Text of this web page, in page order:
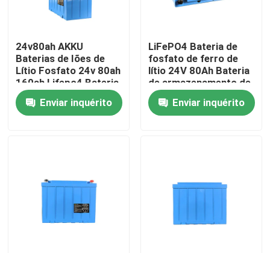
Quem Somos
Fábrica
Controle de Qualidade
Todos os casos
24v80ah AKKU
Baterias de Iões de
Lítio Fosfato 24v 80ah
160ah Lifepo4 Bateria
Pack
Enviar inquérito
LiFePO4 Bateria de
fosfato de ferro de
lítio 24V 80Ah Bateria
de armazenamento de
energia
Enviar inquérito